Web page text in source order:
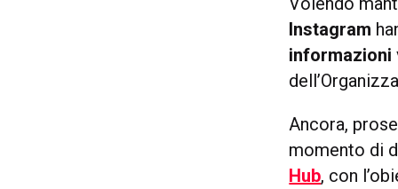
Instagram
informazioni
Ancora,
momento di
Hub, con